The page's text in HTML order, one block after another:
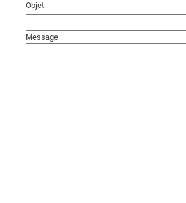
Objet
Message